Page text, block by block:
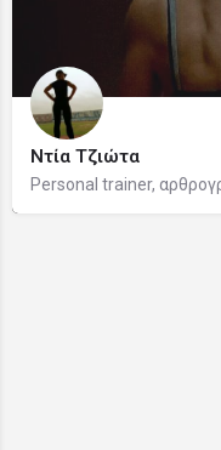
Ντία Τζιώτα
Personal trainer,